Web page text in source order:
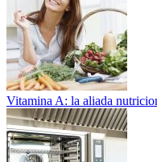
Vitamina A: la aliada